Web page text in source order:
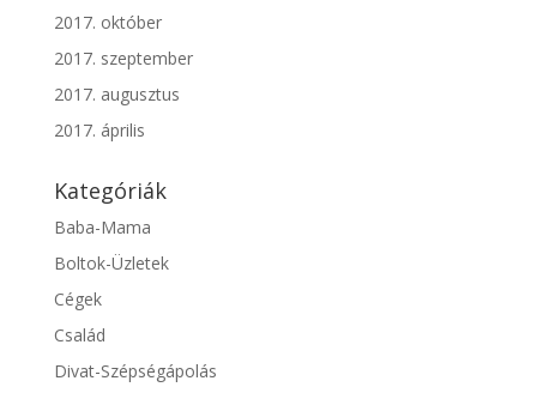
2017. október
2017. szeptember
2017. augusztus
2017. április
Kategóriák
Baba-Mama
Boltok-Üzletek
Cégek
Család
Divat-Szépségápolás